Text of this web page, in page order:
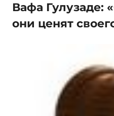
Вафа Гулузаде:
они ценят